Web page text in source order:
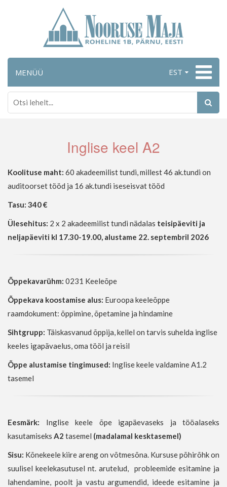
EST
MENÜÜ
Inglise keel A2
Koolituse maht: 60 akadeemilist tundi, millest 46 ak.tundi on
auditoorset tööd ja 16 ak.tundi iseseisvat tööd
Tasu: 340 €
Ülesehitus: 2 x 2 akadeemilist tundi nädalas teisipäeviti ja
neljapäeviti kl 17.30-19.00, alustame 22. septembril 2026
Õppekavarühm: 0231 Keeleõpe
Õppekava koostamise alus: Euroopa keeleõppe
raamdokument: õppimine, õpetamine ja hindamine
Sihtgrupp: Täiskasvanud õppija, kellel on tarvis suhelda inglise
keeles igapävaelus, oma tööl ja reisil
Õppe alustamise tingimused: Inglise keele valdamine A1.2
tasemel
Eesmärk: Inglise keele õpe igapäevaseks ja tööalaseks
kasutamiseks A2 tasemel (madalamal kesktasemel)
Sisu: Kõnekeele kiire areng on võtmesõna. Kursuse põhirõhk on
suulisel keelekasutusel nt. arutelud, probleemide esitamine ja
lahendamine, poolt ja vastu argumendid, ideede esitamine ja